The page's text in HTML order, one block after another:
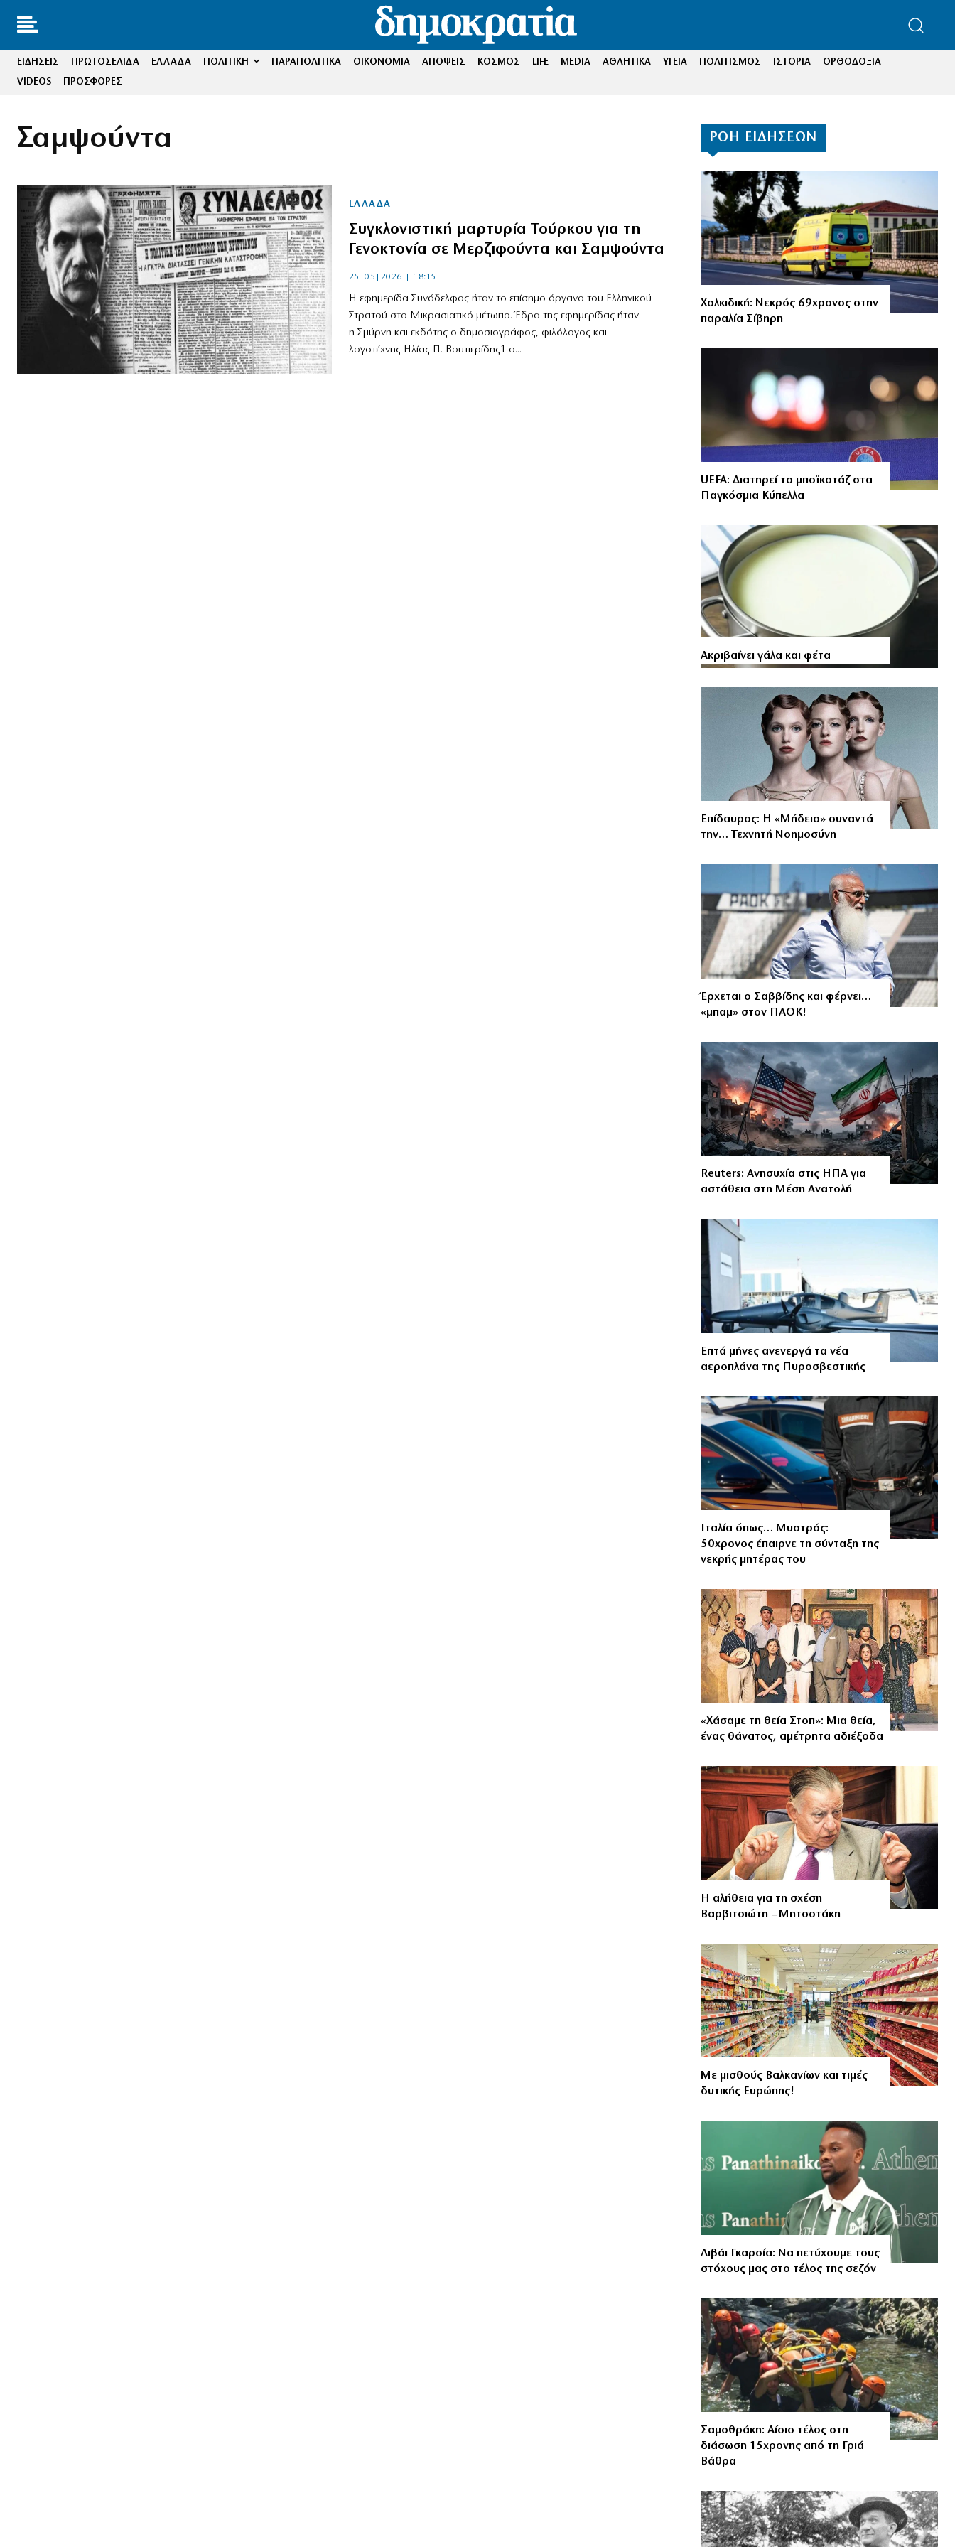
ΕΙΔΗΣΕΙΣ ΠΡΩΤΟΣΕΛΙΔΑ ΕΛΛΑΔΑ ΠΟΛΙΤΙΚΗ ΠΑΡΑΠΟΛΙΤΙΚΑ ΟΙΚΟΝΟΜΙΑ ΑΠΟΨΕΙΣ ΚΟΣΜΟΣ LIFE MEDIA ΑΘΛΗΤΙΚΑ ΥΓΕΙΑ ΠΟΛΙΤΙΣΜΟΣ ΙΣΤΟΡΙΑ
ΟΡΘΟΔΟΞΙΑ
VIDEOS
ΠΡΟΣΦΟΡΕΣ
Σαμψούντα
ΕΛΛΑΔΑ
Συγκλονιστική μαρτυρία Τούρκου για τη
Γενοκτονία σε Μερζιφούντα και Σαμψούντα
25|05|2026 | 18:15
Η εφημερίδα Συνάδελφος ήταν το επίσημο όργανο του Ελληνικού
Στρατού στο Μικρασιατικό μέτωπο. Έδρα της εφημερίδας ήταν
η Σμύρνη και εκδότης ο δημοσιογράφος, φιλόλογος και
λογοτέχνης Ηλίας Π. Βουτιερίδης1 ο...
ΡΟΗ ΕΙΔΗΣΕΩΝ
Χαλκιδική: Νεκρός 69χρονος στην
παραλία Σίβηρη
UEFA: Διατηρεί το μποϊκοτάζ στα
Παγκόσμια Κύπελλα
Aκριβαίνει γάλα και φέτα
Επίδαυρος: Η «Μήδεια» συναντά
την… Τεχνητή Νοημοσύνη
Έρχεται ο Σαββίδης και φέρνει…
«μπαμ» στον ΠΑΟΚ!
Reuters: Ανησυχία στις ΗΠΑ για
αστάθεια στη Μέση Ανατολή
Επτά μήνες ανενεργά τα νέα
αεροπλάνα της Πυροσβεστικής
Ιταλία όπως… Μυστράς:
50χρονος έπαιρνε τη σύνταξη της
νεκρής μητέρας του
«Χάσαμε τη θεία Στοπ»: Μια θεία,
ένας θάνατος, αμέτρητα αδιέξοδα
Η αλήθεια για τη σχέση
Βαρβιτσιώτη – Μητσοτάκη
Με μισθούς Βαλκανίων και τιμές
δυτικής Ευρώπης!
Λιβάι Γκαρσία: Να πετύχουμε τους
στόχους μας στο τέλος της σεζόν
Σαμοθράκη: Αίσιο τέλος στη
διάσωση 15χρονης από τη Γριά
Βάθρα